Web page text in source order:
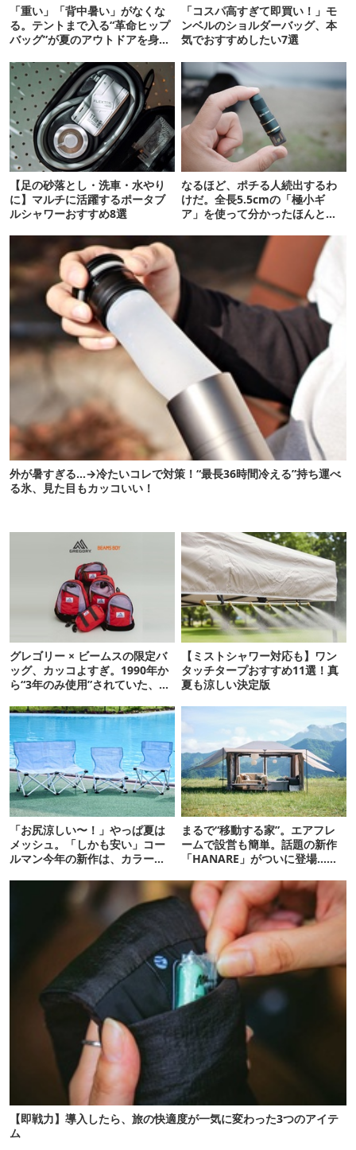
「重い」「背中暑い」がなくな
る。テントまで入る“革命ヒップ
バッグ”が夏のアウトドアを身軽
「コスパ高すぎて即買い！」モ
ンベルのショルダーバッグ、本
気でおすすめしたい7選
【足の砂落とし・洗車・水やり
に】マルチに活躍するポータブ
ルシャワーおすすめ8選
なるほど、ポチる人続出するわ
けだ。全長5.5cmの「極小ギ
ア」を使って分かったほんとの
外が暑すぎる…→冷たいコレで対策！“最長36時間冷える”持ち運べ
る氷、見た目もカッコいい！
グレゴリー × ビームスの限定バ
ッグ、カッコよすぎ。1990年か
ら“3年のみ使用”されていた、紫
【ミストシャワー対応も】ワン
タッチタープおすすめ11選！真
夏も涼しい決定版
「お尻涼しい〜！」やっぱ夏は
メッシュ。「しかも安い」コー
ルマン今年の新作は、カラーも
まるで“移動する家”。エアフレ
ームで設営も簡単。話題の新作
「HANARE」がついに登場…！
【即戦力】導入したら、旅の快適度が一気に変わった3つのアイテ
ム